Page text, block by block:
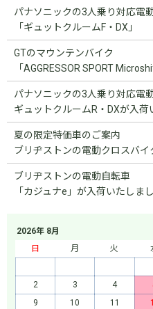
パナソニックの3人乗り対応電
「ギュットクルームF・DX」
GTのマウンテンバイク
「AGGRESSOR SPORT
パナソニックの3人乗り対応電
ギュットクルームR・DXが入荷
夏の限定特価車のご案内
ブリヂストンの電動クロスバイ
ブリヂストンの電動自転車
「カジュナe」が入荷いたしま
2026年 8月
日
月 火
2
3 4
9
10 11